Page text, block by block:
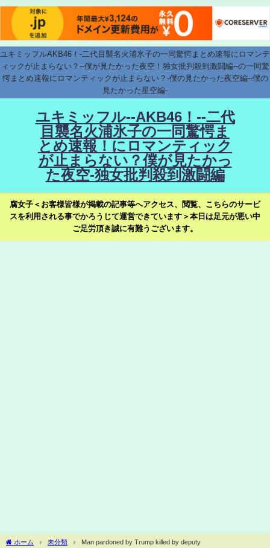
ユキミッフルAKB46！-二代目襲名火浦氷子の一同驚愕まとめ速報にロマンテ
ィックが止まらない？--僕が見たかった夜空！独女批判殺到激闘編--の一同驚
愕まとめ速報にロマンティックが止まらない？-僕の見たかった夜空編--僕の
見たかった星空編-
ユキミッフル--AKB46！--二代
目襲名火浦氷子の一同驚愕ま
とめ速報！にロマンティック
が止まらない？僕が見たかっ
た夜空-独女批判殺到激闘編
腐女子＜お客様皆様が掲載の記事等へアクセス、閲覧、こちらのサービ
スを利用される事でかろうじて運営できています＞本日は足元が悪い中
ご足労頂き誠に有難うございます。
ホーム 未分類 Man pardoned by Trump killed by deputy